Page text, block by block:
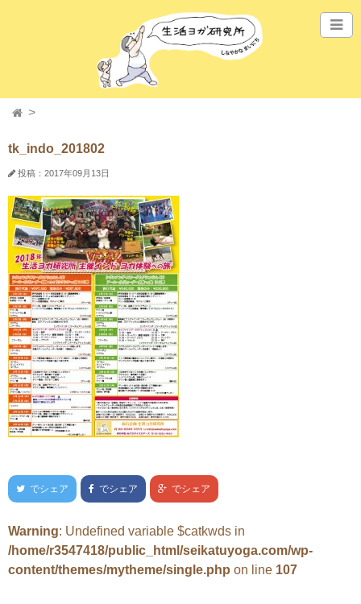
tk_indo_201802
投稿：2017年09月13日
でシェア でシェア でシェア
Warning: Undefined variable $catkwds in
/home/r3547418/public_html/seikatuyoga.com/wp-
content/themes/mytheme/single.php on line 107